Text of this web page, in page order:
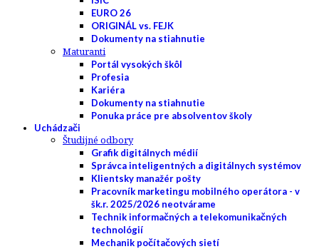
EURO 26
ORIGINÁL vs. FEJK
Dokumenty na stiahnutie
Maturanti
Portál vysokých škôl
Profesia
Kariéra
Dokumenty na stiahnutie
Ponuka práce pre absolventov školy
Uchádzači
Študijné odbory
Grafik digitálnych médií
Správca inteligentných a digitálnych systémov
Klientsky manažér pošty
Pracovník marketingu mobilného operátora - v
šk.r. 2025/2026 neotvárame
Technik informačných a telekomunikačných
technológií
Mechanik počítačových sietí